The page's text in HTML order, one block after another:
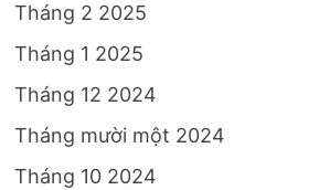
Tháng 2 2025
Tháng 1 2025
Tháng 12 2024
Tháng mười một 2024
Tháng 10 2024